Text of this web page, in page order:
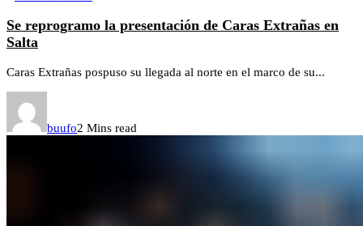
Se reprogramo la presentación de Caras Extrañas en
Salta
Caras Extrañas pospuso su llegada al norte en el marco de su...
buufo2 Mins read